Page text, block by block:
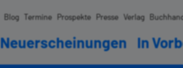
Blog Termine Prospekte Presse Verlag
Neuerscheinungen In